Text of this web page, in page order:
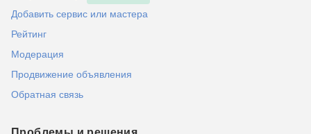
Добавить сервис или мастера
Рейтинг
Модерация
Продвижение объявления
Обратная связь